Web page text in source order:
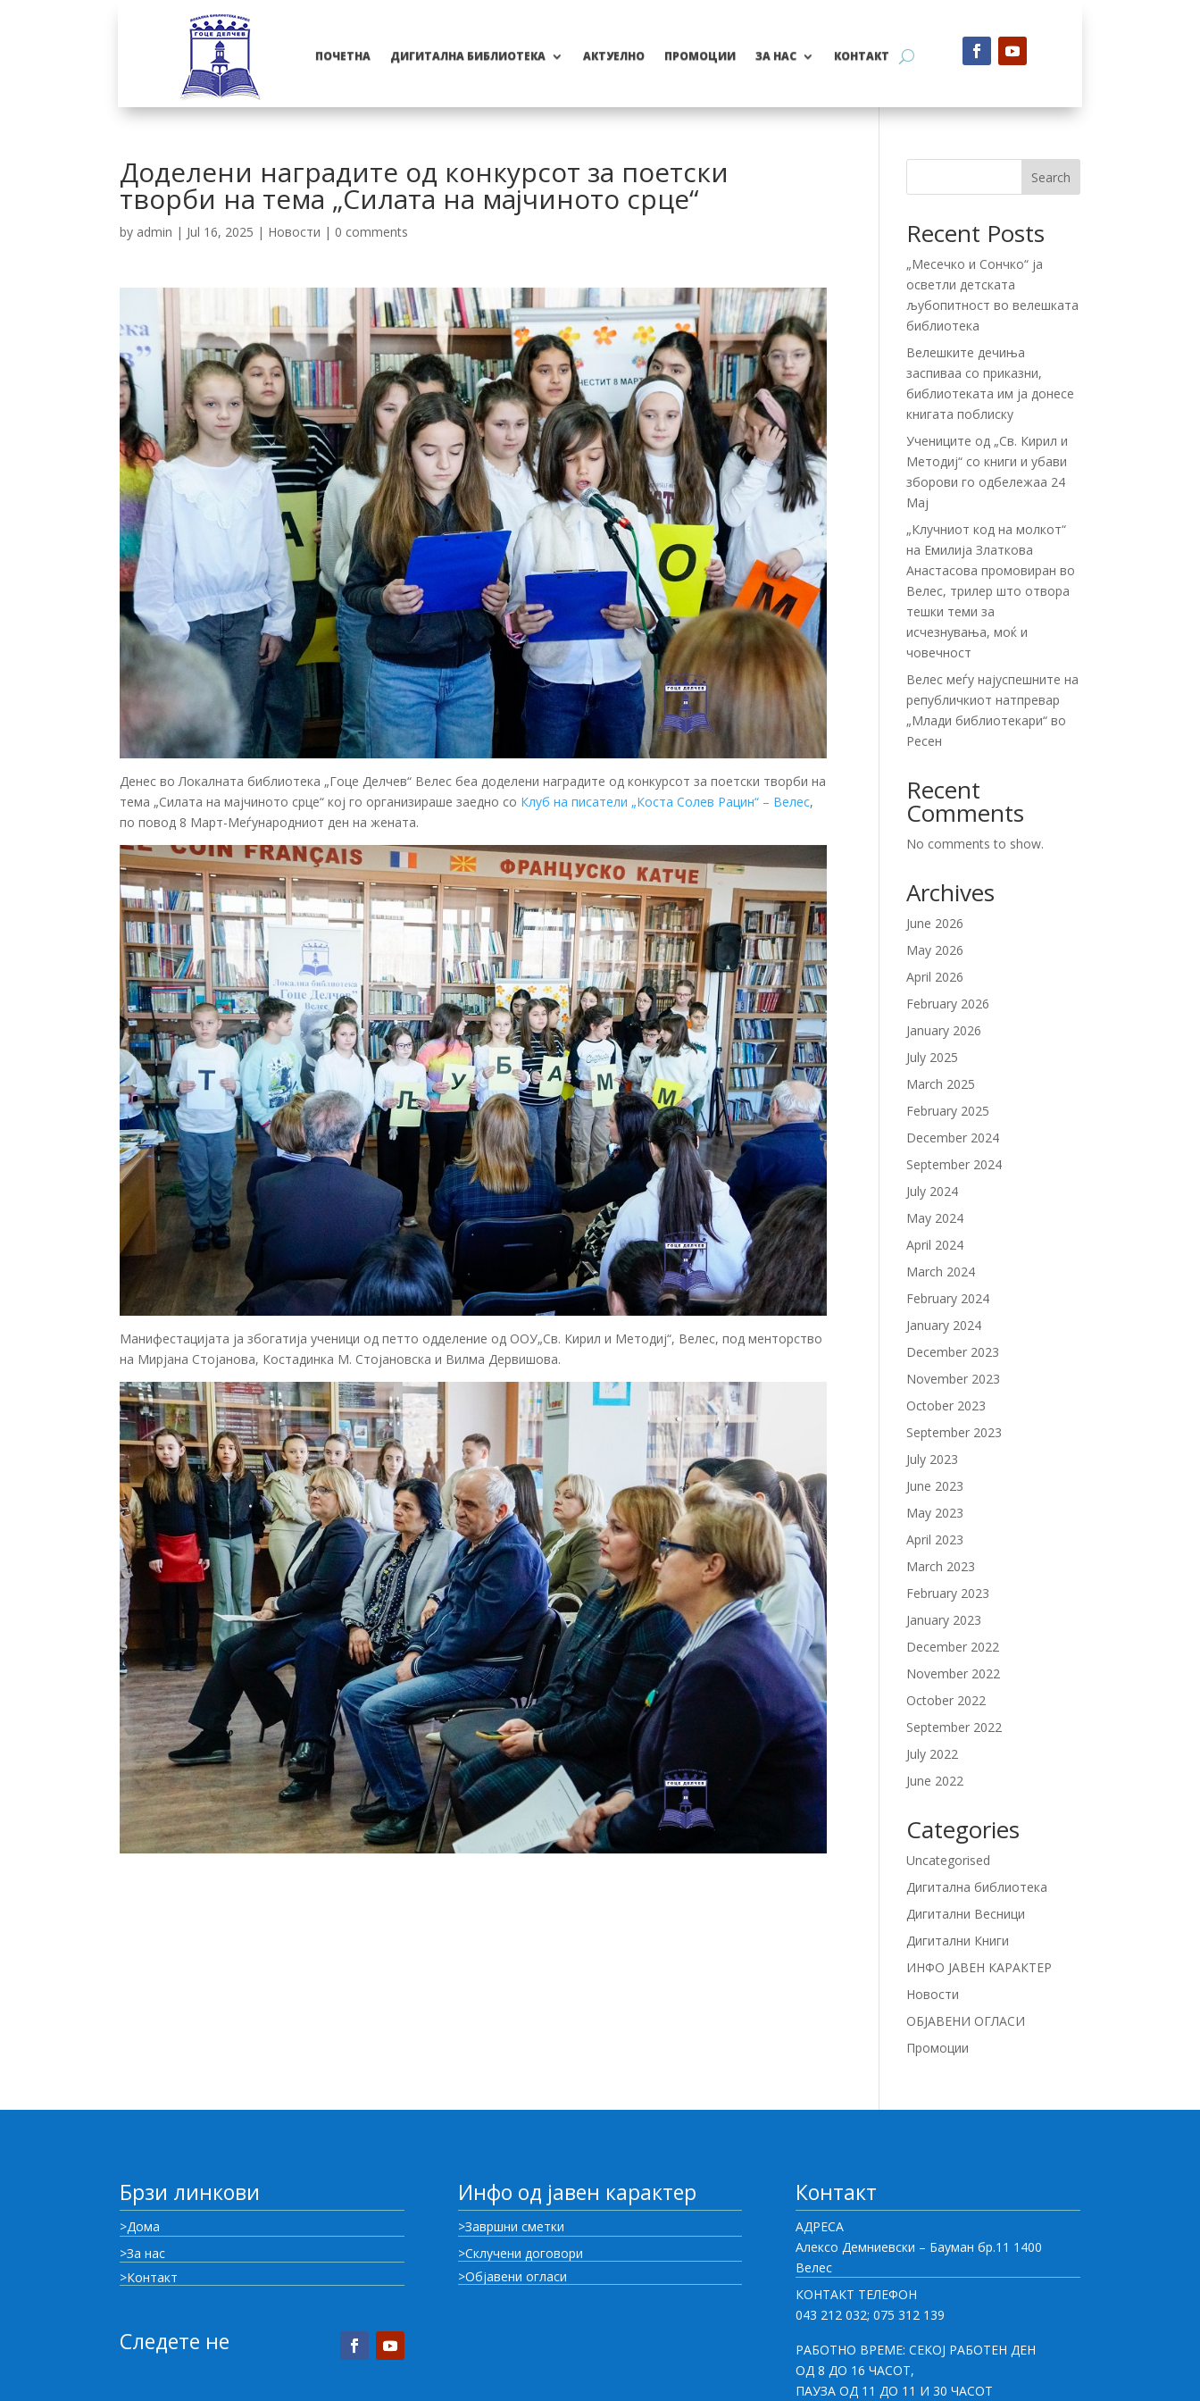
ПОЧЕТНА ДИГИТАЛНА БИБЛИОТЕКА АКТУЕЛНО ПРОМОЦИИ ЗА НАС КОНТАКТ
Доделени наградите од конкурсот за поетски
творби на тема „Силата на мајчиното срце“
by admin | Jul 16, 2025 | Новости | 0 comments
Денес во Локалната библиотека „Гоце Делчев“ Велес беа доделени наградите од конкурсот за поетски творби на
тема „Силата на мајчиното срце“ кој го организираше заедно со Клуб на писатели „Коста Солев Рацин“ – Велес,
по повод 8 Март-Меѓународниот ден на жената.
Манифестацијата ја збогатија ученици од петто одделение од ООУ„Св. Кирил и Методиј“, Велес, под менторство
на Мирјана Стојанова, Костадинка М. Стојановска и Вилма Дервишова.
Search
Recent Posts
„Месечко и Сончко“ ја
осветли детската
љубопитност во велешката
библиотека
Велешките дечиња
заспиваа со приказни,
библиотеката им ја донесе
книгата поблиску
Учениците од „Св. Кирил и
Методиј“ со книги и убави
зборови го одбележаа 24
Мај
„Клучниот код на молкот“
на Емилија Златкова
Анастасова промовиран во
Велес, трилер што отвора
тешки теми за
исчезнувања, моќ и
човечност
Велес меѓу најуспешните на
републичкиот натпревар
„Млади библиотекари“ во
Ресен
Recent
Comments
No comments to show.
Archives
June 2026
May 2026
April 2026
February 2026
January 2026
July 2025
March 2025
February 2025
December 2024
September 2024
July 2024
May 2024
April 2024
March 2024
February 2024
January 2024
December 2023
November 2023
October 2023
September 2023
July 2023
June 2023
May 2023
April 2023
March 2023
February 2023
January 2023
December 2022
November 2022
October 2022
September 2022
July 2022
June 2022
Categories
Uncategorised
Дигитална библиотека
Дигитални Весници
Дигитални Книги
ИНФО ЈАВЕН КАРАКТЕР
Новости
ОБЈАВЕНИ ОГЛАСИ
Промоции
Брзи линкови
>Дома
>За нас
>Контакт
Следете не
Инфо од јавен карактер
>Завршни сметки
>Склучени договори
>Објавени огласи
Контакт
АДРЕСА
Алексо Демниевски – Бауман бр.11 1400
Велес
КОНТАКТ ТЕЛЕФОН
043 212 032; 075 312 139
РАБОТНО ВРЕМЕ: СЕКОЈ РАБОТЕН ДЕН
ОД 8 ДО 16 ЧАСОТ,
ПАУЗА ОД 11 ДО 11 И 30 ЧАСОТ